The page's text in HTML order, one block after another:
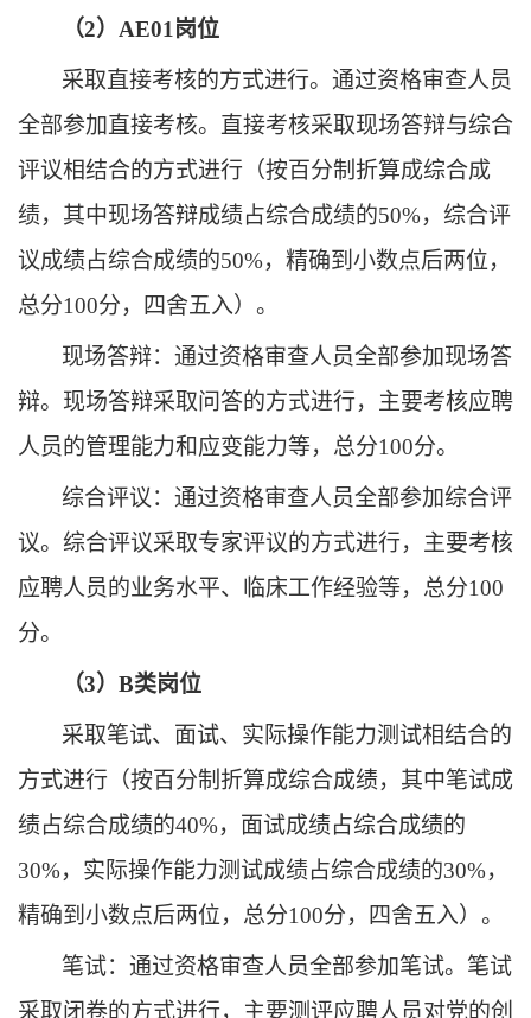
（2）AE01岗位
采取直接考核的方式进行。通过资格审查人员
全部参加直接考核。直接考核采取现场答辩与综合
评议相结合的方式进行（按百分制折算成综合成
绩，其中现场答辩成绩占综合成绩的50%，综合评
议成绩占综合成绩的50%，精确到小数点后两位，
总分100分，四舍五入）。
现场答辩：通过资格审查人员全部参加现场答
辩。现场答辩采取问答的方式进行，主要考核应聘
人员的管理能力和应变能力等，总分100分。
综合评议：通过资格审查人员全部参加综合评
议。综合评议采取专家评议的方式进行，主要考核
应聘人员的业务水平、临床工作经验等，总分100
分。
（3）B类岗位
采取笔试、面试、 实际操作能力测试相结合的
方式进行 （按百分制折算成综合成绩， 其中笔试成
绩占综合成绩的40%， 面试成绩占综合成绩的
30%， 实际操作能力测试成绩占综合成绩的30%，
精确到小数点后两位， 总分100分， 四舍五入） 。
笔试： 通过资格审查人员全部参加笔试。 笔试
采取闭卷的方式进行， 主要测评应聘人员对党的创